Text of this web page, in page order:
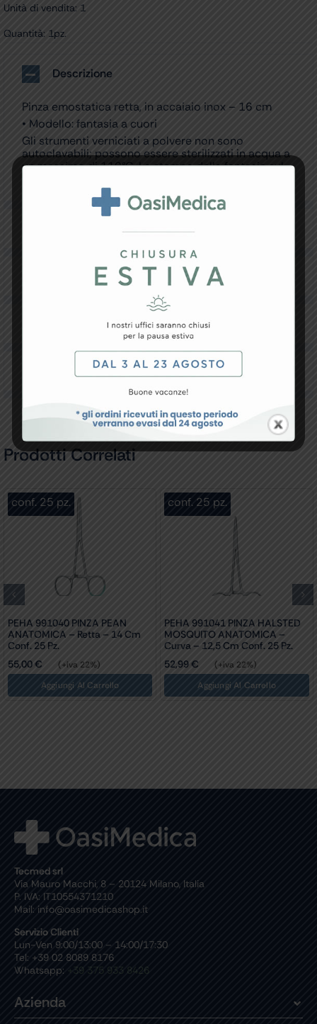
Unità di vendita: 1
Quantità: 1pz.
Descrizione
Pinza emostatica retta, in accaiaio inox – 16 cm
• Modello: fantasia a cuori
Gli strumenti verniciati a polvere non sono
autoclavabili; possono essere sterilizzati in acqua a
un massimo di 110°C. La stampa della fantasia sul
Resi e Garanzia
Downloads
Recensioni
Prodotti Correlati
conf. 25 pz.
PEHA 991040 PINZA PEAN
ANATOMICA – Retta – 14 Cm
Conf. 25 Pz.
55,00€
(+iva 22%)
Aggiungi Al Carrello
conf. 25 pz.
PEHA 991041 PINZA HALSTED
MOSQUITO ANATOMICA –
Curva – 12,5 Cm Conf. 25 Pz.
52,99€
(+iva 22%)
Aggiungi Al Carrello
Tecmed srl
Via Mauro Macchi, 8 – 20124 Milano, Italia
P. IVA: IT10554371210
Mail: info@oasimedicashop.it
Servizio Clienti
Lun-Ven 9:00/13:00 – 14:00/17:30
Tel: +39 02 8089 8176
Whatsapp: +39 375 933 8426
Azienda